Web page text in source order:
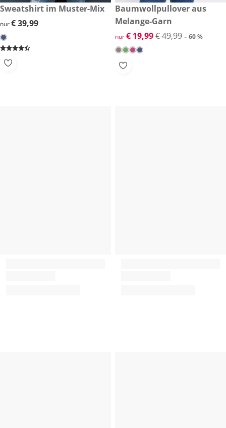
€ 39,99
Sweatshirt im Muster-Mix
€ 39,99
nur€ 39,99
reduzierter Preis € 19,99,
-60 %
Baumwollpullover aus
Melange-Garn
reduzierter Preis € 19,99,
nur€ 19,99€ 49,99 – 60 %